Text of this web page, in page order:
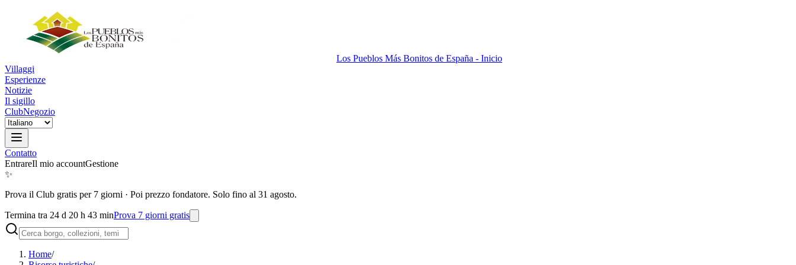
Los Pueblos Más Bonitos de España - Inicio
Villaggi
Esperienze
Notizie
Il sigillo
ClubNegozio
Contatto
EntrareIl mio accountGestione
✨
Prova il Club gratis per 7 giorni · Poi prezzo fondatore. Solo fino al 31 agosto.
Termina tra 24 d 20 h 43 minProva 7 giorni gratis
Home/